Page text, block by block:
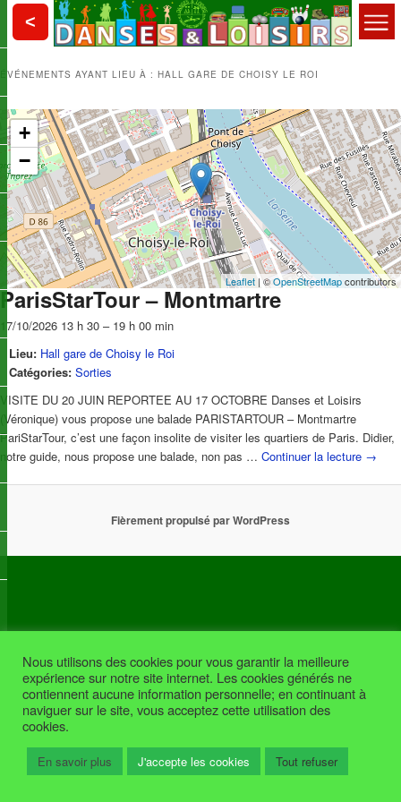
Aller
contenu
Aller
contenu
Danses et Loisirs
Choisy le Roi
<
principal
ÉVÉNEMENTS AYANT LIEU À : HALL GARE DE CHOISY LE ROI
+
−
Leaflet | ©OpenStreetMapcontributors
ParisStarTour – Montmartre
17/10/2026 13 h 30 – 19 h 00 min
Lieu: Hall gare de Choisy le Roi
Catégories: Sorties
VISITE DU 20 JUIN REPORTEE AU 17 OCTOBRE Danses et Loisirs
(Véronique) vous propose une balade PARISTARTOUR – Montmartre
PariStarTour, c’est une façon insolite de visiter les quartiers de Paris. Didier,
notre guide, nous propose une balade, non pas … Continuer la lecture →
Fièrement propulsé par WordPress
Nous utilisons des cookies pour vous garantir la meilleure
expérience sur notre site internet. Les cookies générés ne
contiennent aucune information personnelle; en continuant à
naviguer sur le site, vous acceptez cette utilisation des
cookies.
En savoir plus J'accepte les cookies Tout refuser